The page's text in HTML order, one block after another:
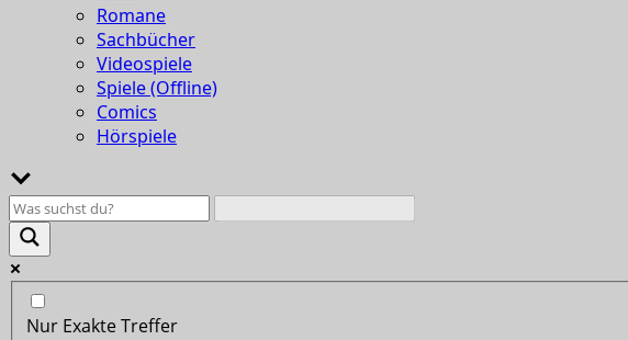
Romane
Sachbücher
Videospiele
Spiele (Offline)
Comics
Hörspiele
Nur Exakte Treffer